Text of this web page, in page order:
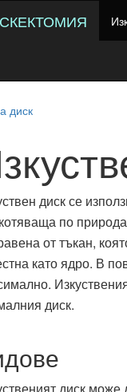
диск
диск се
по
от тъкан,
като ядро. В
диск.